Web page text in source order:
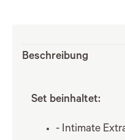
Beschreibung
Set beinhaltet:
- Intimate